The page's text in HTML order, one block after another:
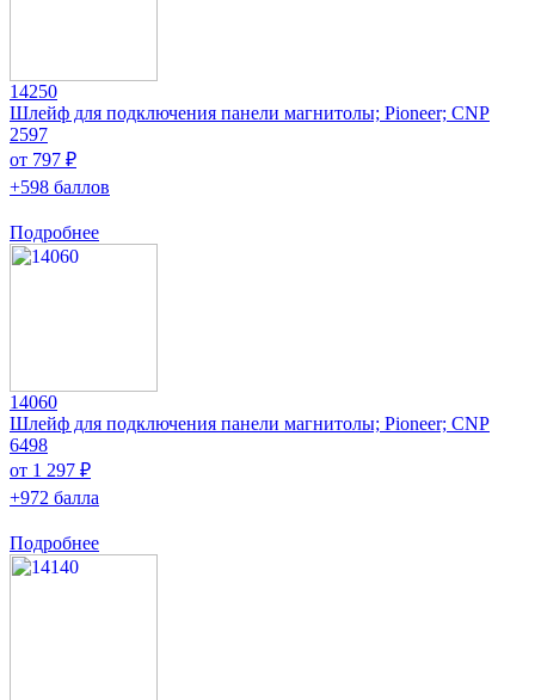
14250
Шлейф для подключения панели магнитолы; Pioneer; CNP
2597
от 797 ₽
+598 баллов
Подробнее
14060
Шлейф для подключения панели магнитолы; Pioneer; CNP
6498
от 1 297 ₽
+972 балла
Подробнее